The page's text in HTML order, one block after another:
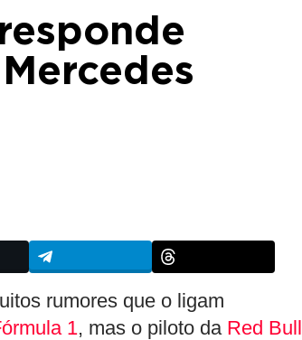
rumores que o ligam
1, mas o piloto da Red Bull